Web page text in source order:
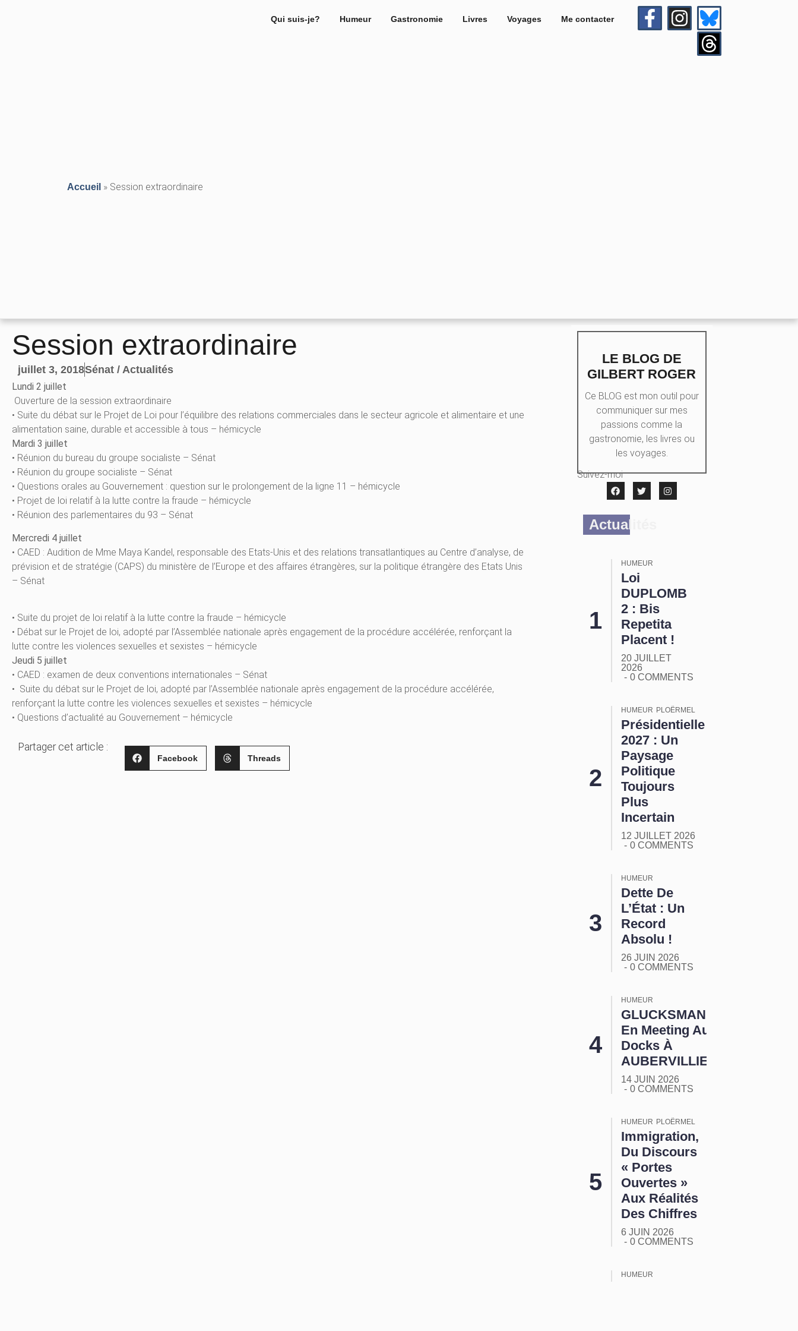
Qui suis-je? Humeur Gastronomie Livres Voyages Me contacter
Accueil » Session extraordinaire
Session extraordinaire
juillet 3, 2018Sénat / Actualités
Lundi 2 juillet
Ouverture de la session extraordinaire
• Suite du débat sur le Projet de Loi pour l’équilibre des relations commerciales dans le secteur agricole et alimentaire et une
alimentation saine, durable et accessible à tous – hémicycle
Mardi 3 juillet
• Réunion du bureau du groupe socialiste – Sénat
• Réunion du groupe socialiste – Sénat
• Questions orales au Gouvernement : question sur le prolongement de la ligne 11 – hémicycle
• Projet de loi relatif à la lutte contre la fraude – hémicycle
• Réunion des parlementaires du 93 – Sénat
Mercredi 4 juillet
• CAED : Audition de Mme Maya Kandel, responsable des Etats-Unis et des relations transatlantiques au Centre d’analyse, de
prévision et de stratégie (CAPS) du ministère de l’Europe et des affaires étrangères, sur la politique étrangère des Etats Unis
– Sénat
• Suite du projet de loi relatif à la lutte contre la fraude – hémicycle
• Débat sur le Projet de loi, adopté par l’Assemblée nationale après engagement de la procédure accélérée, renforçant la
lutte contre les violences sexuelles et sexistes – hémicycle
Jeudi 5 juillet
• CAED : examen de deux conventions internationales – Sénat
• Suite du débat sur le Projet de loi, adopté par l’Assemblée nationale après engagement de la procédure accélérée,
renforçant la lutte contre les violences sexuelles et sexistes – hémicycle
• Questions d’actualité au Gouvernement – hémicycle
Partager cet article :
Facebook Threads
LE BLOG DE
GILBERT ROGER
Ce BLOG est mon outil pour
communiquer sur mes
passions comme la
gastronomie, les livres ou
les voyages.
Suivez-moi
Actualités
HUMEUR
Loi
DUPLOMB
2 : Bis
Repetita
Placent !
20 JUILLET
2026
0 COMMENTS
HUMEUR PLOËRMEL
Présidentielle
2027 : Un
Paysage
Politique
Toujours
Plus
Incertain
12 JUILLET 2026
0 COMMENTS
HUMEUR
Dette De
L’État : Un
Record
Absolu !
26 JUIN 2026
0 COMMENTS
HUMEUR
GLUCKSMANN
En Meeting Aux
Docks À
AUBERVILLIERS
14 JUIN 2026
0 COMMENTS
HUMEUR PLOËRMEL
Immigration,
Du Discours
« Portes
Ouvertes »
Aux Réalités
Des Chiffres
6 JUIN 2026
0 COMMENTS
HUMEUR